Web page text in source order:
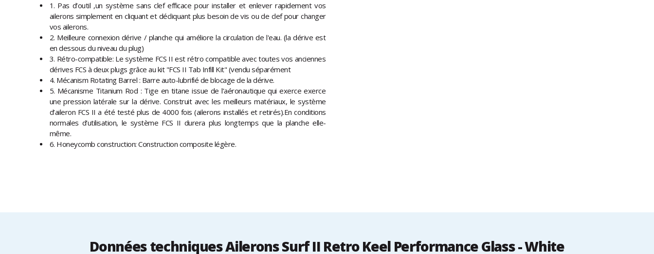
1. Pas d’outil ,un système sans clef efficace pour installer et enlever rapidement vos
ailerons simplement en cliquant et décliquant plus besoin de vis ou de clef pour changer
vos ailerons.
2. Meilleure connexion dérive / planche qui améliore la circulation de l'eau. (la dérive est
en dessous du niveau du plug)
3. Rétro-compatible: Le système FCS II est rétro compatible avec toutes vos anciennes
dérives FCS à deux plugs grâce au kit "FCS II Tab Infill Kit" (vendu séparément
4. Mécanism Rotating Barrel : Barre auto-lubrifié de blocage de la dérive.
5. Mécanisme Titanium Rod : Tige en titane issue de l’aéronautique qui exerce exerce
une pression latérale sur la dérive. Construit avec les meilleurs matériaux, le système
d’aileron FCS II a été testé plus de 4000 fois (ailerons installés et retirés).En conditions
normales d’utilisation, le système FCS II durera plus longtemps que la planche elle-
même.
6. Honeycomb construction: Construction composite légère.
Données techniques Ailerons Surf II Retro Keel Performance Glass - White